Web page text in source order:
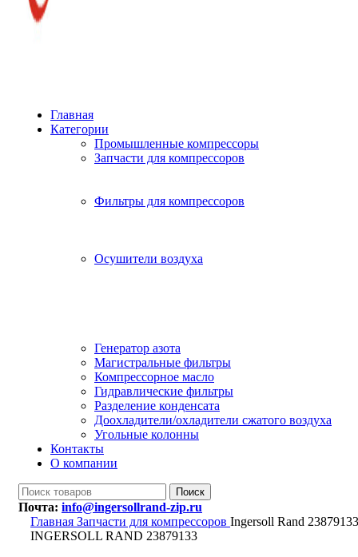
Главная
Категории
Промышленные компрессоры
Запчасти для компрессоров
Фильтры для компрессоров
Осушители воздуха
Генератор азота
Магистральные фильтры
Компрессорное масло
Гидравлические фильтры
Разделение конденсата
Доохладители/охладители сжатого воздуха
Угольные колонны
Контакты
О компании
Поиск
Почта: info@ingersollrand-zip.ru
Главная Запчасти для компрессоров Ingersoll Rand 23879133
INGERSOLL RAND 23879133